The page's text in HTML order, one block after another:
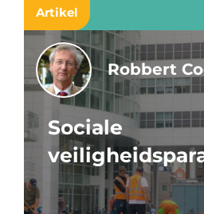
Artikel
Robbert
Sociale